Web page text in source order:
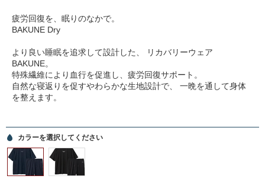
疲労回復を、眠りのなかで。
BAKUNE Dry
より良い睡眠を追求して設計した、 リカバリーウェア
BAKUNE。
特殊繊維により血行を促進し、疲労回復サポート。
自然な寝返りを促すやわらかな生地設計で、 一晩を通して身体
を整えます。
カラーを選択してください